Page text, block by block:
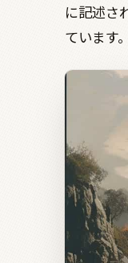
に記述さ
ています。